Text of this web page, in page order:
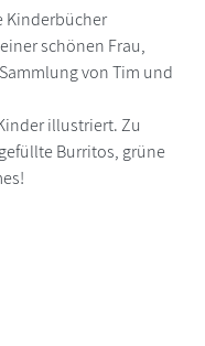
Kinderbücher
schönen Frau,
von Tim und
illustriert. Zu
Burritos, grüne